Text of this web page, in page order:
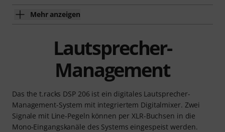
Mehr anzeigen
Lautsprecher-
Management
Das the t.racks DSP 206 ist ein digitales Lautsprecher-
Management-System mit integriertem Digitalmixer. Zwei
Signale mit Line-Pegeln können per XLR-Buchsen in die
Mono-Eingangskanäle des Systems eingespeist werden.